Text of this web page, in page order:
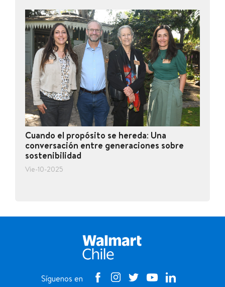
Cuando el propósito se hereda: Una
conversación entre generaciones sobre
sostenibilidad
Vie-10-2025
Síguenos en